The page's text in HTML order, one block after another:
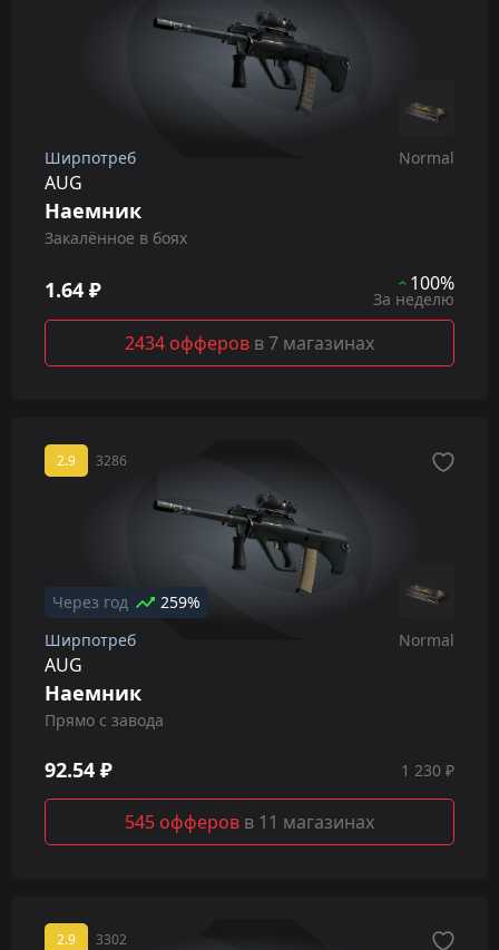
Ширпотреб Normal
AUG
Наемник
Закалённое в боях
1.64 ₽ 100%
За неделю
2434 офферов в 7 магазинах
2.9 3286
Через год
259%
Ширпотреб
Normal
AUG
Наемник
Прямо с завода
92.54 ₽ 1 230 ₽
545 офферов в 11 магазинах
2.9 3302